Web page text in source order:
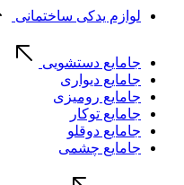
لوازم یدکی ساختمانی
جامایع دستشویی
جامایع دیواری
جامایع رومیزی
جامایع توکار
جامایع دوقلو
جامایع چشمی